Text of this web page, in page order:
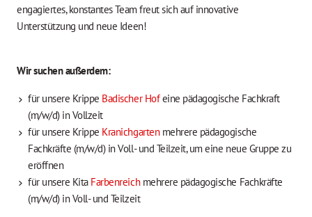
engagiertes, konstantes Team freut sich auf innovative
Unterstützung und neue Ideen!
Wir suchen außerdem:
für unsere Krippe Badischer Hofeine pädagogische Fachkraft
(m/w/d) in Vollzeit
für unsere Krippe Kranichgartenmehrere pädagogische
Fachkräfte (m/w/d) in Voll- und Teilzeit, um eine neue Gruppe zu
eröffnen
für unsere Kita Farbenreichmehrere pädagogische Fachkräfte
(m/w/d) in Voll- und Teilzeit